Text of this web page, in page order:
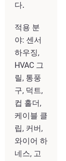
다.
적용 분
야: 센서
하우징,
HVAC 그
릴, 통풍
구, 덕트,
컵 홀더,
케이블 클
립, 커버,
와이어 하
네스, 고